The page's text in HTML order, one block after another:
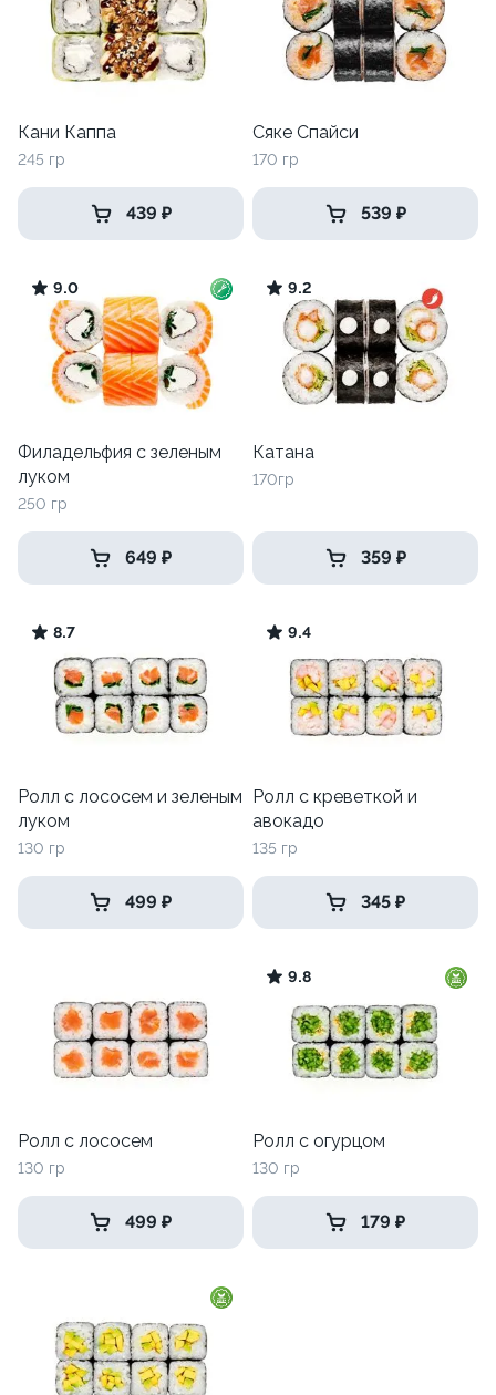
Кани Каппа
245 гр
439 ₽
Сяке Спайси
170 гр
539 ₽
9.0
Филадельфия с зеленым
луком
250 гр
649 ₽
9.2
Катана
170гр
359 ₽
8.7
Ролл с лососем и зеленым
луком
130 гр
499 ₽
9.4
Ролл с креветкой и
авокадо
135 гр
345 ₽
Ролл с лососем
130 гр
499 ₽
9.8
Ролл с огурцом
130 гр
179 ₽